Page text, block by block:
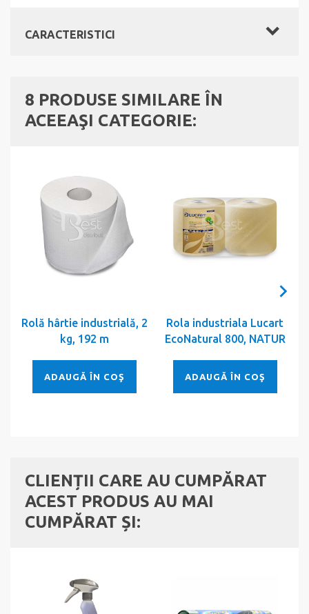
CARACTERISTICI
8 PRODUSE SIMILARE ÎN
ACEEAŞI CATEGORIE:
Rolă hârtie industrială, 2
kg, 192 m
ADAUGĂ ÎN COŞ
Rola industriala Lucart
EcoNatural 800, NATUR
ADAUGĂ ÎN COŞ
CLIENȚII CARE AU CUMPĂRAT
ACEST PRODUS AU MAI
CUMPĂRAT ȘI: